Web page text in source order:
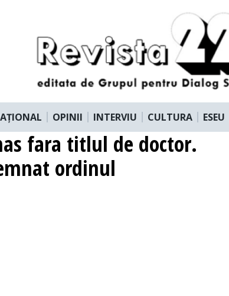
OPINII INTERVIU CULTURA ESEU
fara titlul de doctor.
ordinul